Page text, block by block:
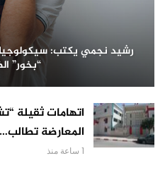
رشيد نجمي يكتب: سيكولوجيا
“بخور”
اتهامات ثقيلة
المعارضة تطالب…
1 ساعة منذ